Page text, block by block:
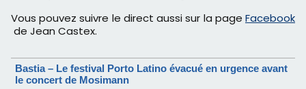
Vous pouvez suivre le direct aussi sur la page Facebook
de Jean Castex.
Bastia – Le festival Porto Latino évacué en urgence avant
le concert de Mosimann